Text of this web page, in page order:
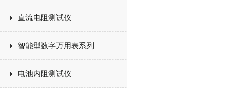
直流电阻测试仪
智能型数字万用表系列
电池内阻测试仪